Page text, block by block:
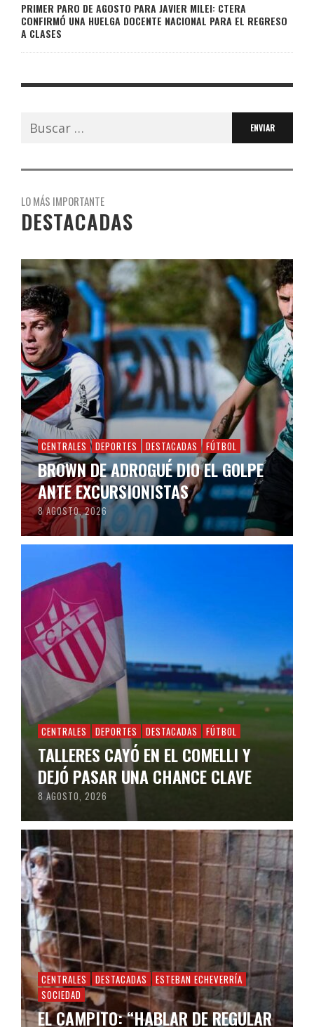
PRIMER PARO DE AGOSTO PARA JAVIER MILEI: CTERA
CONFIRMÓ UNA HUELGA DOCENTE NACIONAL PARA EL REGRESO
A CLASES
Buscar:
LO MÁS IMPORTANTE
DESTACADAS
CENTRALES DEPORTES DESTACADAS FÚTBOL
BROWN DE ADROGUÉ DIO EL GOLPE
ANTE EXCURSIONISTAS
8 AGOSTO, 2026
CENTRALES DEPORTES DESTACADAS FÚTBOL
TALLERES CAYÓ EN EL COMELLI Y
DEJÓ PASAR UNA CHANCE CLAVE
8 AGOSTO, 2026
CENTRALES DESTACADAS
ESTEBAN ECHEVERRÍA
SOCIEDAD
EL CAMPITO: “HABLAR DE REGULAR